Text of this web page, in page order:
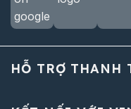
HỖ TRỢ THANH